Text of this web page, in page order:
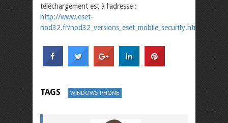
téléchargement est à l’adresse :
http://www.eset-
nod32.fr/nod32_versions_eset_mobile_security.html
TAGS WINDOWS PHONE